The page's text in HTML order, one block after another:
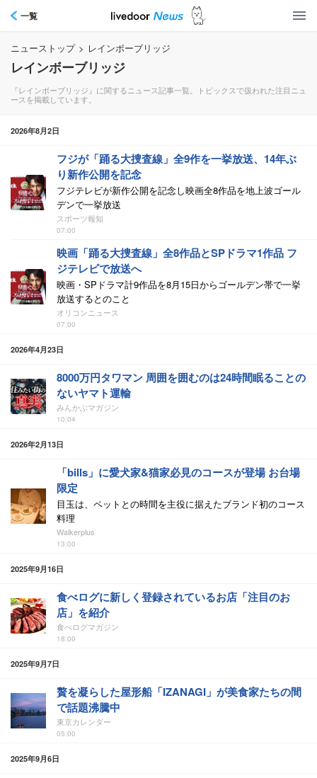
一覧
ニューストップ > レインボーブリッジ
レインボーブリッジ
『レインボーブリッジ』に関するニュース記事一覧。トピックスで扱われた注目ニュ
ースを掲載しています。
2026年8月2日
フジが「踊る大捜査線」全9作を一挙放送、14年ぶ
り新作公開を記念
フジテレビが新作公開を記念し映画全8作品を地上波ゴール
デンで一挙放送
スポーツ報知
07:00
映画「踊る大捜査線」全8作品とSPドラマ1作品 フ
ジテレビで放送へ
映画・SPドラマ計9作品を8月15日からゴールデン帯で一挙
放送するとのこと
オリコンニュース
07:00
2026年4月23日
8000万円タワマン 周囲を囲むのは24時間眠ることの
ないヤマト運輸
みんかぶマガジン
10:04
2026年2月13日
「bills」に愛犬家&猫家必見のコースが登場 お台場
限定
目玉は、ペットとの時間を主役に据えたブランド初のコース
料理
Walkerplus
13:00
2025年9月16日
食べログに新しく登録されているお店「注目のお
店」を紹介
食べログマガジン
18:00
2025年9月7日
贅を凝らした屋形船「IZANAGI」が美食家たちの間
で話題沸騰中
東京カレンダー
05:00
2025年9月6日